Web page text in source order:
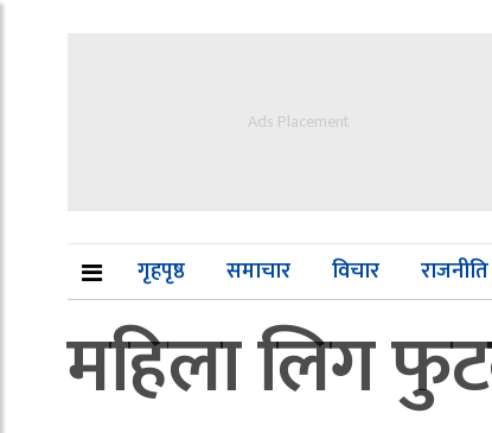
Ads Placement
गृहपृष्ठ समाचार विचार राजनीति
महिला लिग